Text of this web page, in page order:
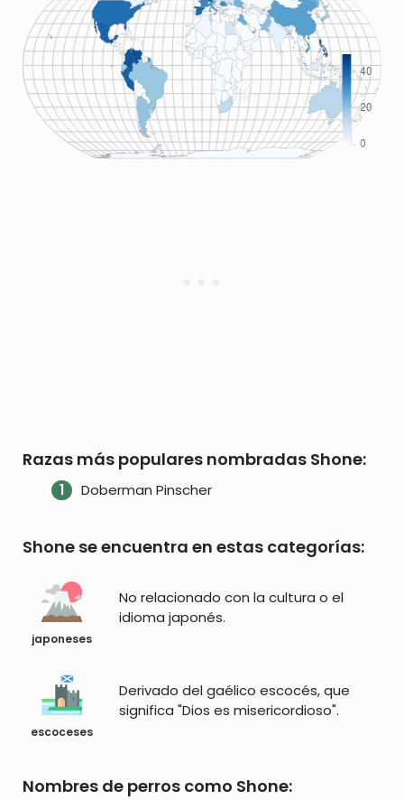
Razas más populares nombradas Shone:
Doberman Pinscher
Shone se encuentra en estas categorías:
japoneses
No relacionado con la cultura o el
idioma japonés.
escoceses
Derivado del gaélico escocés, que
significa "Dios es misericordioso".
Nombres de perros como Shone: